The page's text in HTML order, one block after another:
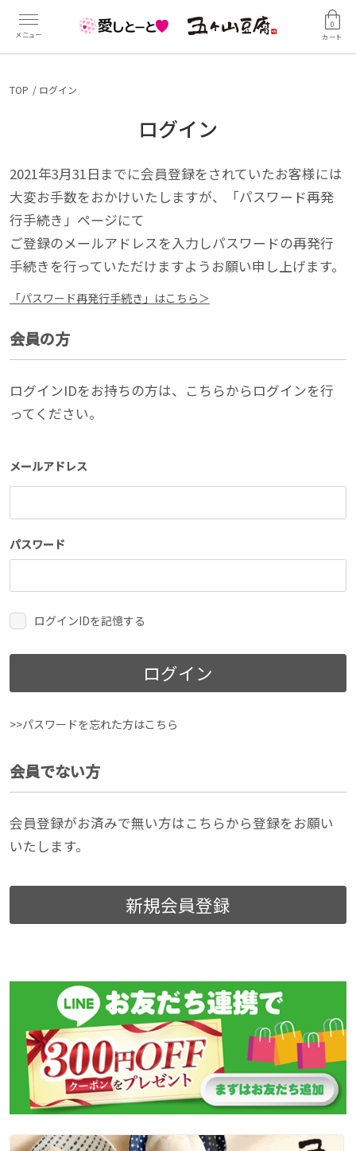
カート
0
TOP ログイン
ログイン
2021年3月31日までに会員登録をされていたお客様には
大変お手数をおかけいたしますが、「パスワード再発
行手続き」ページにて
ご登録のメールアドレスを入力しパスワードの再発行
手続きを行っていただけますようお願い申し上げます。
「パスワード再発行手続き」はこちら＞
会員の方
ログインIDをお持ちの方は、こちらからログインを行
ってください。
メールアドレス
パスワード
ログインIDを記憶する
ログイン
>>パスワードを忘れた方はこちら
会員でない方
会員登録がお済みで無い方はこちらから登録をお願い
いたします。
新規会員登録